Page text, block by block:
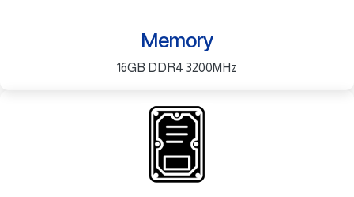
Memory
16GB DDR4 3200MHz